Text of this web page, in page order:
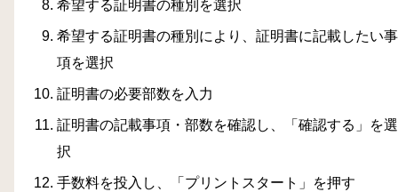
希望する証明書の種別を選択
希望する証明書の種別により、証明書に記載したい事
項を選択
証明書の必要部数を入力
証明書の記載事項・部数を確認し、「確認する」を選
択
手数料を投入し、「プリントスタート」を押す